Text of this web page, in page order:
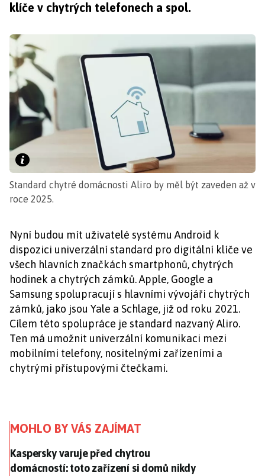
klíče v chytrých telefonech a spol.
Standard chytré domácnosti Aliro by měl být zaveden až v
roce 2025.
Nyní budou mít uživatelé systému Android k
dispozici univerzální standard pro digitální klíče ve
všech hlavních značkách smartphonů, chytrých
hodinek a chytrých zámků. Apple, Google a
Samsung spolupracují s hlavními vývojáři chytrých
zámků, jako jsou Yale a Schlage, již od roku 2021.
Cílem této spolupráce je standard nazvaný Aliro.
Ten má umožnit univerzální komunikaci mezi
mobilními telefony, nositelnými zařízeními a
chytrými přístupovými čtečkami.
MOHLO BY VÁS ZAJÍMAT
Kaspersky varuje před chytrou domácností: toto
Kaspersky varuje před chytrou
domácností: toto zařízení si domů nikdy